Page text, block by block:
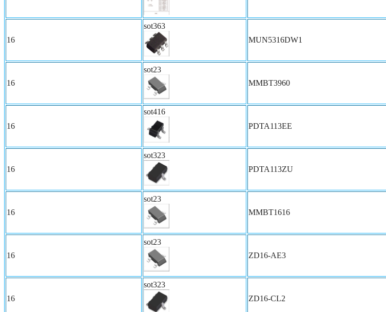
16
sot363
MUN5316DW1
16
sot23
MMBT3960
16
sot416
PDTA113EE
16
sot323
PDTA113ZU
16
sot23
MMBT1616
16
sot23
ZD16-AE3
16
sot323
ZD16-CL2